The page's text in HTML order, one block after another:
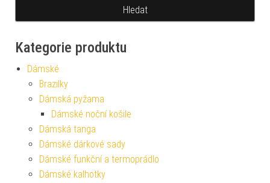
Kategorie produktu
Dámské
Brazilky
Dámská pyžama
Dámské noční košile
Dámská tanga
Dámské dárkové sady
Dámské funkční a termoprádlo
Dámské kalhotky